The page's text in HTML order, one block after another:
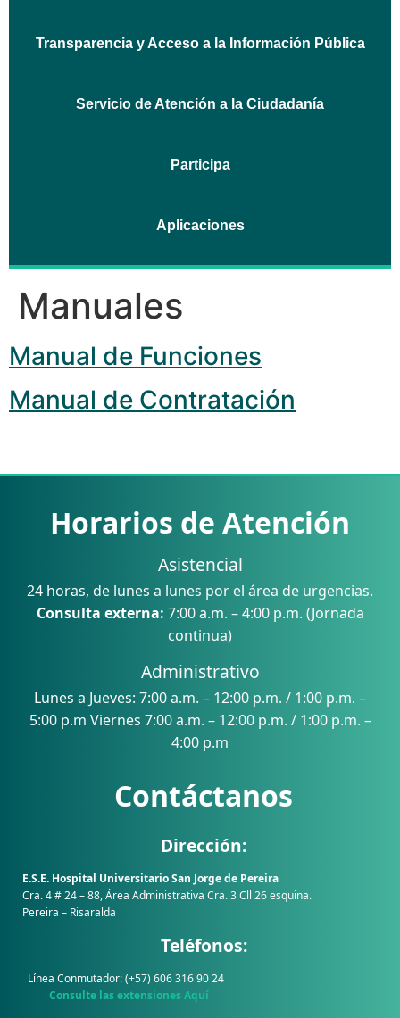
Transparencia y Acceso a la Información Pública
Servicio de Atención a la Ciudadanía
Participa
Aplicaciones
Manuales
Manual de Funciones
Manual de Contratación
Horarios de Atención
Asistencial
24 horas, de lunes a lunes por el área de urgencias.
Consulta externa: 7:00 a.m. – 4:00 p.m. (Jornada
continua)
Administrativo
Lunes a Jueves: 7:00 a.m. – 12:00 p.m. / 1:00 p.m. –
5:00 p.m Viernes 7:00 a.m. – 12:00 p.m. / 1:00 p.m. –
4:00 p.m
Contáctanos
Dirección:
E.S.E. Hospital Universitario San Jorge de Pereira
Cra. 4 # 24 – 88, Área Administrativa Cra. 3 Cll 26 esquina.
Pereira – Risaralda
Teléfonos:
Línea Conmutador: (+57) 606 316 90 24
Consulte las extensiones Aquí